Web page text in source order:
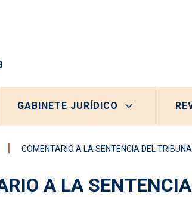
principal
GABINETE JURÍDICO
COMENTARIO A LA SENTENCIA DEL
A LA